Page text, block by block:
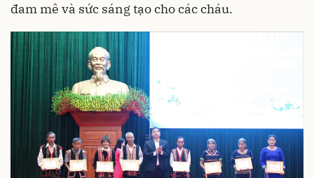
đam mê và sức sáng tạo cho các cháu.